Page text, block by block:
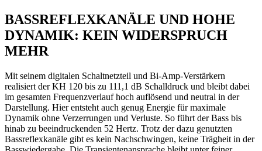
BASSREFLEXKANÄLE UND HOHE
DYNAMIK: KEIN WIDERSPRUCH
MEHR
Mit seinem digitalen Schaltnetzteil und Bi-Amp-Verstärkern
realisiert der KH 120 bis zu 111,1 dB Schalldruck und bleibt dabei
im gesamten Frequenzverlauf hoch auflösend und neutral in der
Darstellung. Hier entsteht auch genug Energie für maximale
Dynamik ohne Verzerrungen und Verluste. So führt der Bass bis
hinab zu beeindruckenden 52 Hertz. Trotz der dazu genutzten
Bassreflexkanäle gibt es kein Nachschwingen, keine Trägheit in der